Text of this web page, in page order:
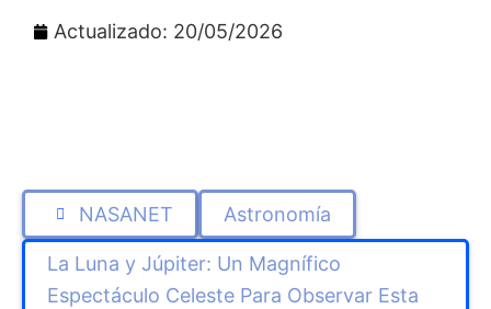
Actualizado: 20/05/2026
NASANET Astronomía
La Luna y Júpiter: Un Magnífico
Espectáculo Celeste Para Observar Esta